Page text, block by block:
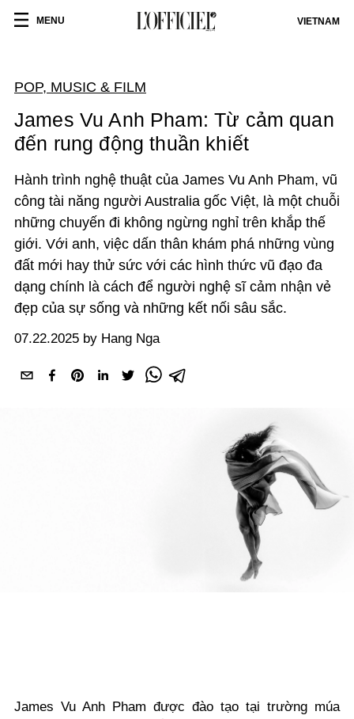
MENU VIETNAM
POP, MUSIC & FILM
James Vu Anh Pham: Từ cảm quan
đến rung động thuần khiết
Hành trình nghệ thuật của James Vu Anh Pham, vũ
công tài năng người Australia gốc Việt, là một chuỗi
những chuyến đi không ngừng nghỉ trên khắp thế
giới. Với anh, việc dấn thân khám phá những vùng
đất mới hay thử sức với các hình thức vũ đạo đa
dạng chính là cách để người nghệ sĩ cảm nhận vẻ
đẹp của sự sống và những kết nối sâu sắc.
07.22.2025 by Hang Nga
James Vu Anh Pham được đào tạo tại trường múa